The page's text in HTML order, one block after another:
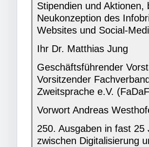
Stipendien und
Neukonzeption des
Websites und Social-
Ihr Dr. Matthias Jung
Geschäftsführender
Vorsitzender
Zweitsprache e.V.
Vorwort Andreas
250. Ausgaben in fast
zwischen Digitalisierung